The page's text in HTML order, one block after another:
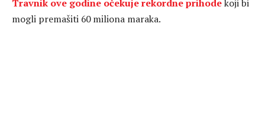
Travnik ove godine očekuje rekordne prihodekoji bi
mogli premašiti 60 miliona maraka.